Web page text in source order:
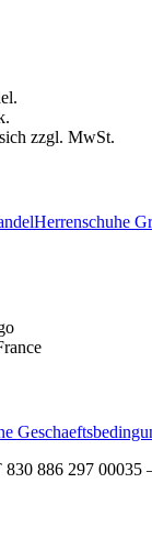
zzgl. MwSt.
Herrenschuhe
886 297